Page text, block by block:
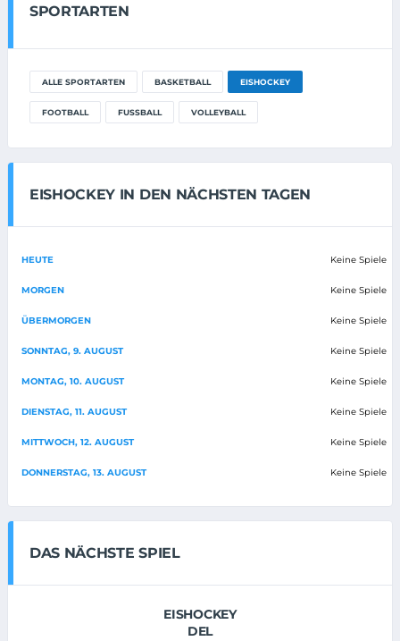
SPORTARTEN
ALLE SPORTARTEN BASKETBALL EISHOCKEY
FOOTBALL FUSSBALL VOLLEYBALL
EISHOCKEY IN DEN NÄCHSTEN TAGEN
HEUTE Keine Spiele
MORGEN Keine Spiele
ÜBERMORGEN Keine Spiele
SONNTAG, 9. AUGUST Keine Spiele
MONTAG, 10. AUGUST Keine Spiele
DIENSTAG, 11. AUGUST Keine Spiele
MITTWOCH, 12. AUGUST Keine Spiele
DONNERSTAG, 13. AUGUST Keine Spiele
DAS NÄCHSTE SPIEL
EISHOCKEY
DEL